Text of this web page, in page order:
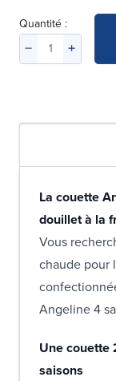
Quantité :
La couette
douillet à la
Vous
chaude pour
Angeline 4
Une couette
saisons